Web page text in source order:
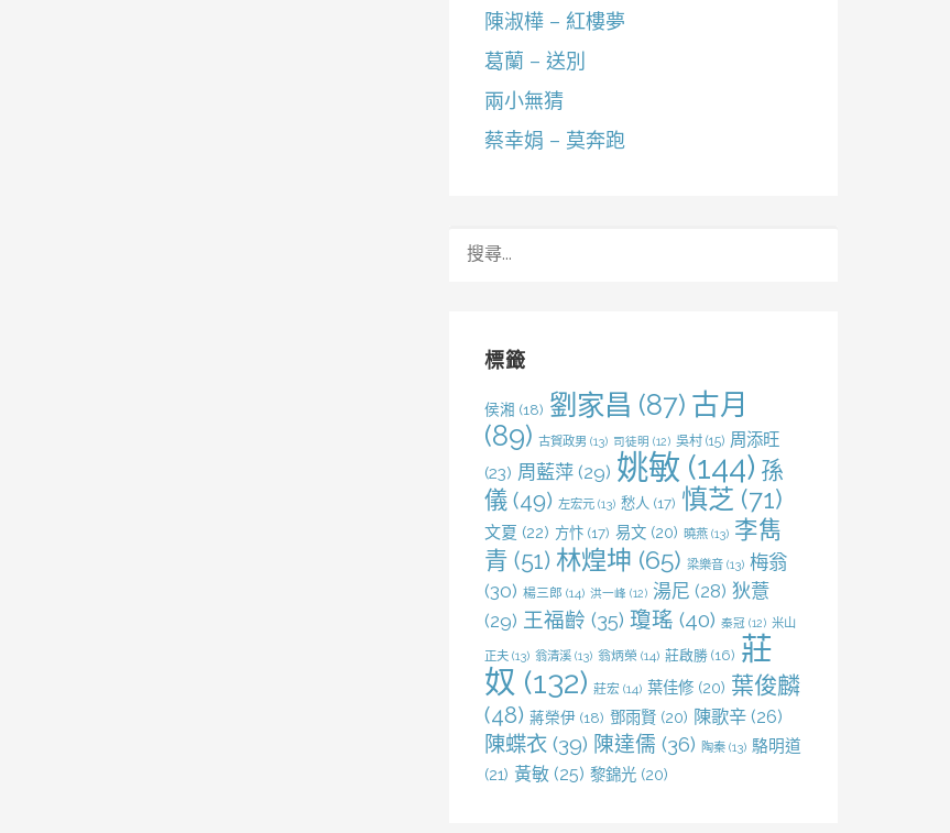
陳淑樺 – 紅樓夢
葛蘭 – 送別
兩小無猜
蔡幸娟 – 莫奔跑
標籤
侯湘 (18) 劉家昌 (87) 古月
(89) 古賀政男 (13) 司徒明 (12) 吳村(15) 周添旺
(23) 周藍萍(29) 姚敏 (144) 孫
儀(49) 左宏元(13) 愁人 (17) 慎芝 (71)
文夏 (22) 方忭(17) 易文(20) 曉燕(13) 李雋
青 (51) 林煌坤 (65) 梁樂音(13) 梅翁
(30) 楊三郎 (14) 洪一峰 (12) 湯尼 (28) 狄薏
(29) 王福齡 (35) 瓊瑤 (40) 秦冠 (12) 米山
正夫(13) 翁清溪(13) 翁炳榮 (14) 莊啟勝(16) 莊
奴 (132) 莊宏(14) 葉佳修(20) 葉俊麟
(48) 蔣榮伊 (18) 鄧雨賢(20) 陳歌辛(26)
陳蝶衣(39) 陳達儒 (36) 陶秦(13) 駱明道
(21) 黃敏(25) 黎錦光(20)